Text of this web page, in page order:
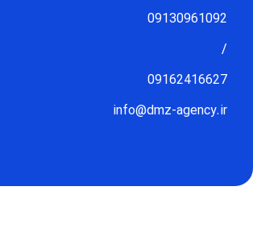
09130961092
/
09162416627
info@dmz-agency.ir